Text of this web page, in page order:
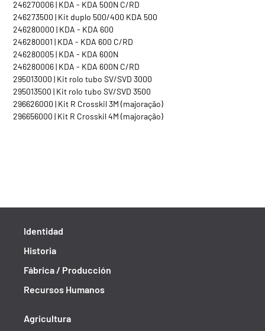
246270006 | KDA - KDA 500N C/RD
246273500 | Kit duplo 500/400 KDA 500
246280000 | KDA - KDA 600
246280001 | KDA - KDA 600 C/RD
246280005 | KDA - KDA 600N
246280006 | KDA - KDA 600N C/RD
295013000 | Kit rolo tubo SV/SVD 3000
295013500 | Kit rolo tubo SV/SVD 3500
296626000 | Kit R Crosskil 3M (majoração)
296656000 | Kit R Crosskil 4M (majoração)
Identidad
Historia
Fábrica / Producción
Recursos Humanos
Agricultura